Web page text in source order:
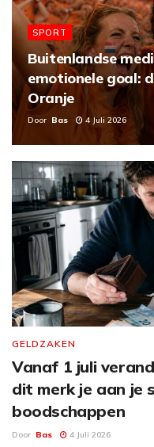
SPORT
Buitenlandse
emotionele goal:
Oranje
Door Bas 4 Juli 2026
GELDZAKEN
Vanaf 1 juli
dit merk je aan je
boodschappen
Door Bas 4 Juli 2026